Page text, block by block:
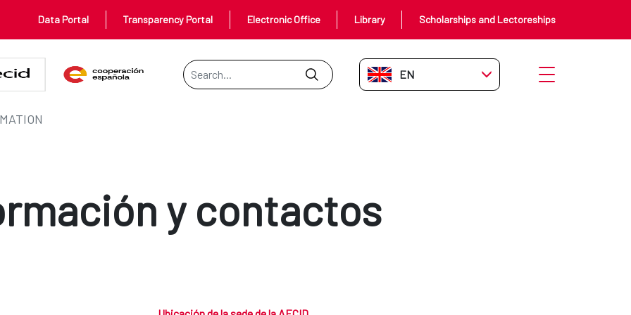
Data Portal Transparency Portal Electronic Office Library Scholarships and Lectoreships
Search Bar
EN-GB Open menu
y contactos